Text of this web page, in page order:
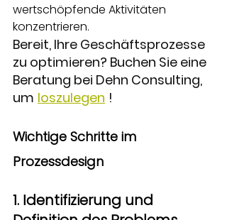
wertschöpfende Aktivitäten
konzentrieren.
Bereit, Ihre Geschäftsprozesse
zu optimieren? Buchen Sie eine
Beratung bei Dehn Consulting,
um loszulegen !
Wichtige Schritte im
Prozessdesign
1. Identifizierung und